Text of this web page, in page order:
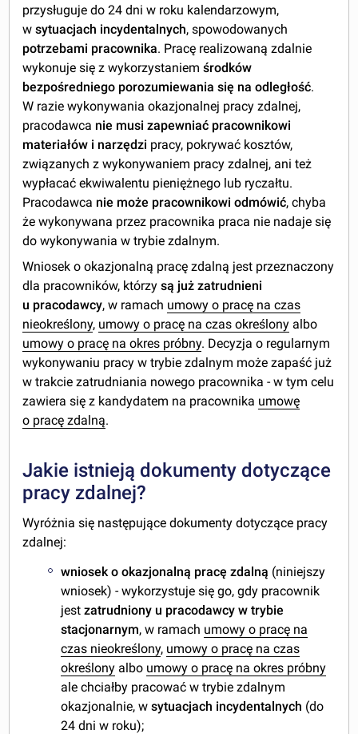
przysługuje do 24 dni w roku kalendarzowym,
wsytuacjach incydentalnych, spowodowanych
potrzebami pracownika. Pracę realizowaną zdalnie
wykonuje się z wykorzystaniemśrodków
bezpośredniego porozumiewania się na odległość.
W razie wykonywania okazjonalnej pracy zdalnej,
pracodawca nie musi zapewniać pracownikowi
materiałów i narzędzi pracy, pokrywać kosztów,
związanych z wykonywaniem pracy zdalnej, ani też
wypłacać ekwiwalentu pieniężnego lub ryczałtu.
Pracodawca nie może pracownikowi odmówić, chyba
że wykonywana przez pracownika praca nie nadaje się
do wykonywania w trybie zdalnym.
Wniosek o okazjonalną pracę zdalną jest przeznaczony
dla pracowników, którzysą już zatrudnieni
u pracodawcy, w ramach umowy o pracę na czas
nieokreślony, umowy o pracę na czas określony albo
umowy o pracę na okres próbny. Decyzja o regularnym
wykonywaniu pracy w trybie zdalnym może zapaść już
w trakcie zatrudniania nowego pracownika - w tym celu
zawiera się z kandydatem na pracownika umowę
o pracę zdalną.
Jakie istnieją dokumenty dotyczące
pracy zdalnej?
Wyróżnia się następujące dokumenty dotyczące pracy
zdalnej:
wniosek o okazjonalną pracę zdalną (niniejszy
wniosek) - wykorzystuje się go, gdy pracownik
jestzatrudniony u pracodawcy w trybie
stacjonarnym, w ramach umowy o pracę na
czas nieokreślony, umowy o pracę na czas
określony albo umowy o pracę na okres próbny
ale chciałby pracować w trybie zdalnym
okazjonalnie, wsytuacjach incydentalnych (do
24 dni w roku);